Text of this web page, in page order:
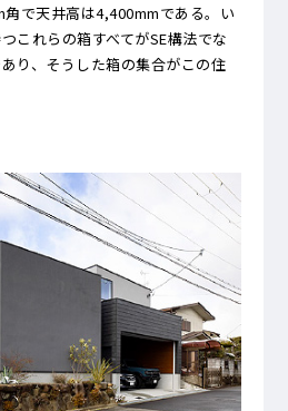
で天井高は4,400mmである。い
これらの箱すべてがSE構法でな
り、そうした箱の集合がこの住